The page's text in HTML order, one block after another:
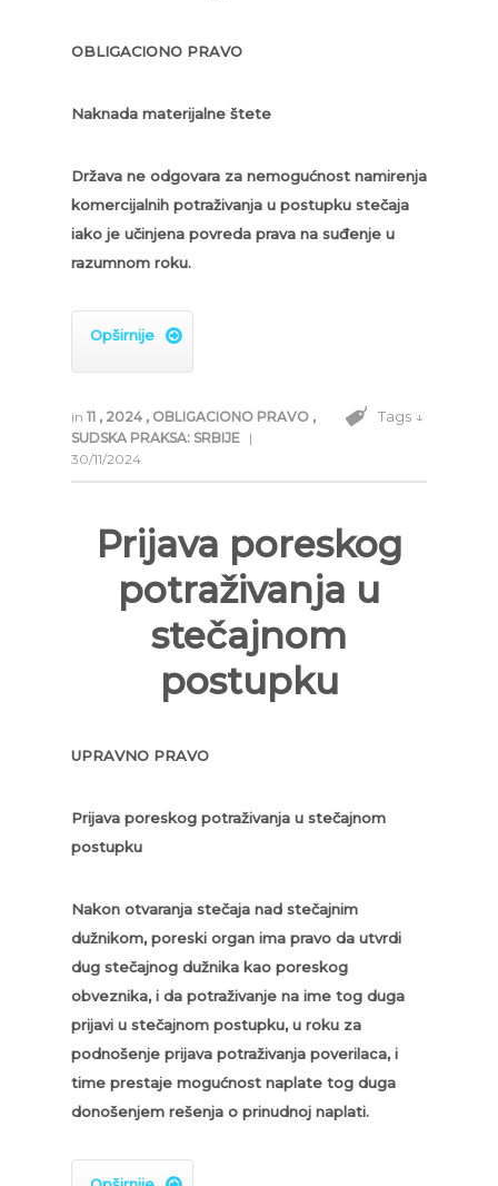
OBLIGACIONO PRAVO
Naknada materijalne štete
Država ne odgovara za nemogućnost namirenja
komercijalnih potraživanja u postupku stečaja
iako je učinjena povreda prava na suđenje u
razumnom roku.
Opširnije 
in 11 , 2024 , OBLIGACIONO PRAVO ,
SUDSKA PRAKSA: SRBIJE |
30/11/2024
Tags ↓
Prijava poreskog
potraživanja u
stečajnom
postupku
UPRAVNO PRAVO
Prijava poreskog potraživanja u stečajnom
postupku
Nakon otvaranja stečaja nad stečajnim
dužnikom, poreski organ ima pravo da utvrdi
dug stečajnog dužnika kao poreskog
obveznika, i da potraživanje na ime tog duga
prijavi u stečajnom postupku, u roku za
podnošenje prijava potraživanja poverilaca, i
time prestaje mogućnost naplate tog duga
donošenjem rešenja o prinudnoj naplati.